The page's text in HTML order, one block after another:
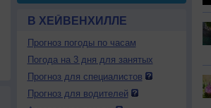
В ХЕЙВЕНХИЛЛЕ
Прогноз погоды по часам
Погода на 3 дня для занятых
Прогноз для специалистов
Прогноз для водителей